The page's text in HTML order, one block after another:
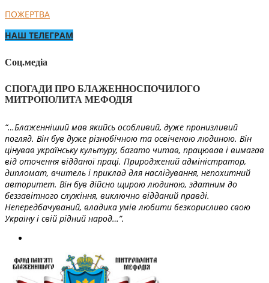
ПОЖЕРТВА
НАШ ТЕЛЕГРАМ
Соц.медіа
СПОГАДИ ПРО БЛАЖЕННОСПОЧИЛОГО
МИТРОПОЛИТА МЕФОДІЯ
“…Блаженніший мав якийсь особливий, дуже пронизливий
погляд. Він був дуже різнобічною та освіченою людиною. Він
цінував українську культуру, багато читав, працював і вимагав
від оточення відданої праці. Природжений адміністратор,
дипломат, вчитель і приклад для наслідування, непохитний
авторитет. Він був дійсно щирою людиною, здатним до
беззавітного служіння, виключно відданий правді.
Непередбачуваний, владика умів любити безкорисливо свою
Україну і свій рідний народ…”.